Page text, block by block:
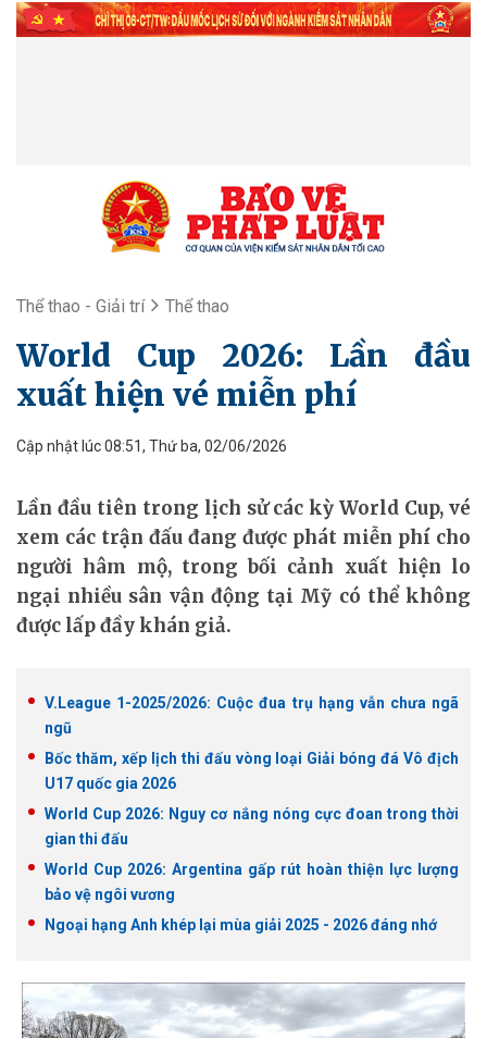
Thể thao - Giải trí Thể thao
World Cup 2026: Lần đầu
xuất hiện vé miễn phí
Cập nhật lúc 08:51, Thứ ba, 02/06/2026
Lần đầu tiên trong lịch sử các kỳ World Cup, vé
xem các trận đấu đang được phát miễn phí cho
người hâm mộ, trong bối cảnh xuất hiện lo
ngại nhiều sân vận động tại Mỹ có thể không
được lấp đầy khán giả.
V.League 1-2025/2026: Cuộc đua trụ hạng vẫn chưa ngã
ngũ
Bốc thăm, xếp lịch thi đấu vòng loại Giải bóng đá Vô địch
U17 quốc gia 2026
World Cup 2026: Nguy cơ nắng nóng cực đoan trong thời
gian thi đấu
World Cup 2026: Argentina gấp rút hoàn thiện lực lượng
bảo vệ ngôi vương
Ngoại hạng Anh khép lại mùa giải 2025 - 2026 đáng nhớ